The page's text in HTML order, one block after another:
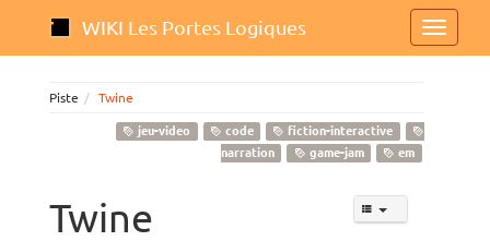
WIKI Les Portes Logiques
Piste Twine
jeu-video code
fiction-interactive
narration
game-jam em
Twine